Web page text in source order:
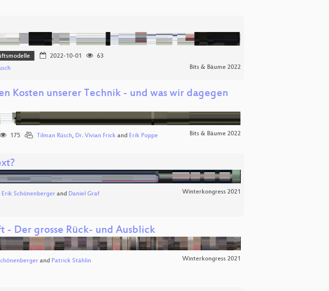
2022-10-01
63
Bits & Bäume 2022
Kosten unserer Technik - und was wir dagegen
175 Tilman Rüsch, Dr. Vivian Frickand Erik Poppe Bits & Bäume 2022
Erik Schönenbergerand Daniel Graf Winterkongress 2021
- Der grosse Rück- und Ausblick
and Patrick Stählin Winterkongress 2021